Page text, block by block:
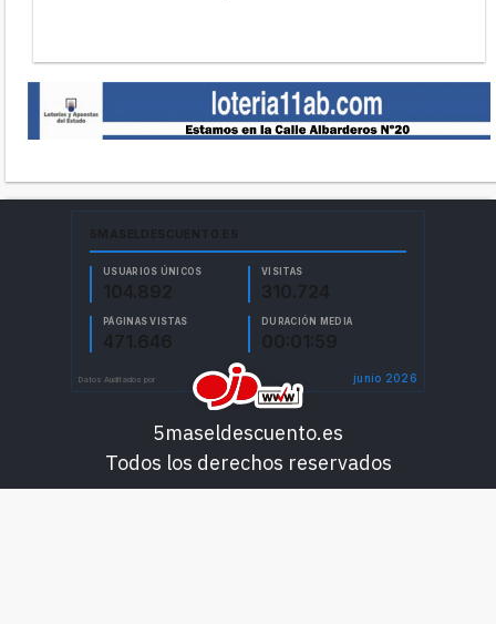
5maseldescuento.es
Todos los derechos reservados